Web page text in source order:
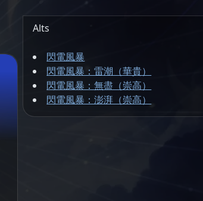
Alts
閃電風暴
閃電風暴：雷潮（華貴）
閃電風暴：無盡（崇高）
閃電風暴：澎湃（崇高）